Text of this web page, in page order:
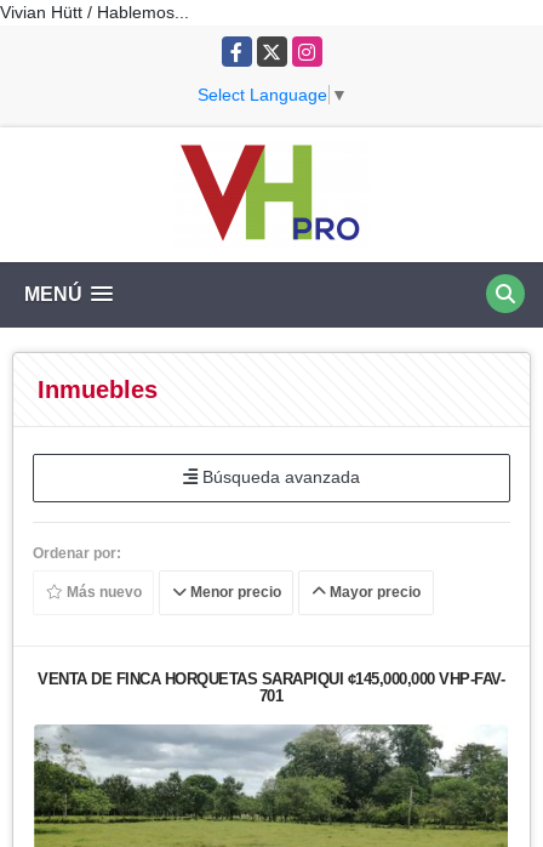
Vivian Hütt / Hablemos...
Facebook
X Instagram
Select Language ▼
MENÚ
Inmuebles
Búsqueda avanzada
Ordenar por:
Más nuevo Menor precio Mayor precio
VENTA DE FINCA HORQUETAS SARAPIQUÍ ¢145,000,000 VHP-FAV-
701